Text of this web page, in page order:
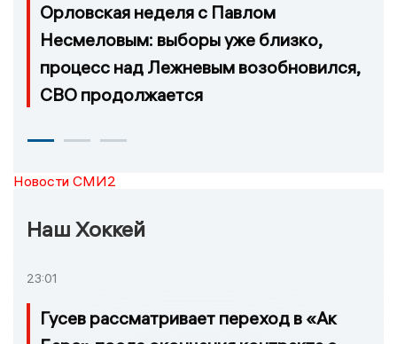
Орловская неделя с Павлом
Несмеловым: выборы уже близко,
процесс над Лежневым возобновился,
СВО продолжается
Новости СМИ2
Наш Хоккей
23:01
Гусев рассматривает переход в «Ак